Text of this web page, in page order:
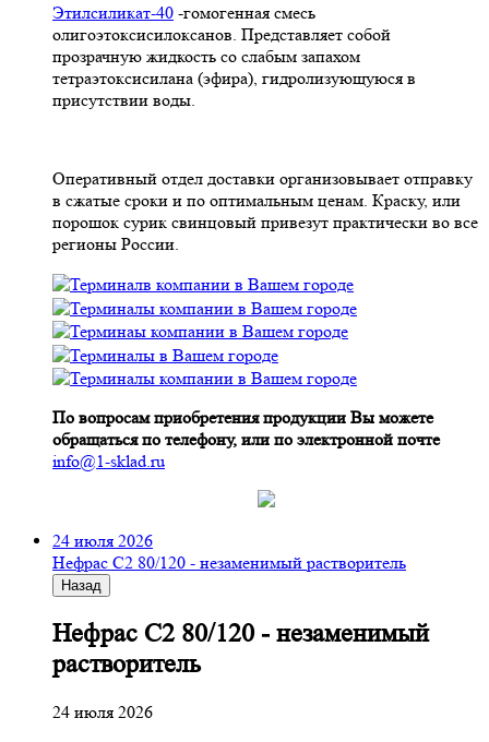
Этилсиликат-40 -гомогенная смесь
олигоэтоксисилоксанов. Представляет собой
прозрачную жидкость со слабым запахом
тетраэтоксисилана (эфира), гидролизующуюся в
присутствии воды.
Оперативный отдел доставки организовывает отправку
в сжатые сроки и по оптимальным ценам. Краску, или
порошок сурик свинцовый привезут практически во все
регионы России.
По вопросам приобретения продукции Вы можете
обращаться по телефону, или по электронной почте
info@1-sklad.ru
24 июля 2026
Нефрас С2 80/120 - незаменимый растворитель
Назад
Нефрас С2 80/120 - незаменимый
растворитель
24 июля 2026